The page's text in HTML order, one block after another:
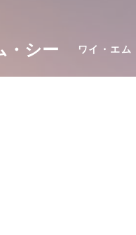
・シー ワイ・エム